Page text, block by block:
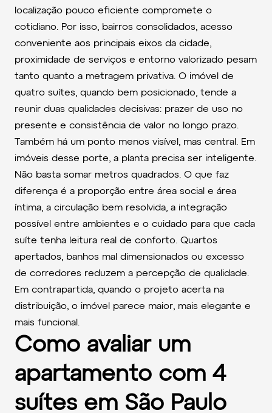
localização pouco eficiente compromete o
cotidiano. Por isso, bairros consolidados, acesso
conveniente aos principais eixos da cidade,
proximidade de serviços e entorno valorizado pesam
tanto quanto a metragem privativa. O imóvel de
quatro suítes, quando bem posicionado, tende a
reunir duas qualidades decisivas: prazer de uso no
presente e consistência de valor no longo prazo.
Também há um ponto menos visível, mas central. Em
imóveis desse porte, a planta precisa ser inteligente.
Não basta somar metros quadrados. O que faz
diferença é a proporção entre área social e área
íntima, a circulação bem resolvida, a integração
possível entre ambientes e o cuidado para que cada
suíte tenha leitura real de conforto. Quartos
apertados, banhos mal dimensionados ou excesso
de corredores reduzem a percepção de qualidade.
Em contrapartida, quando o projeto acerta na
distribuição, o imóvel parece maior, mais elegante e
mais funcional.
Como avaliar um
apartamento com 4
suítes em São Paulo